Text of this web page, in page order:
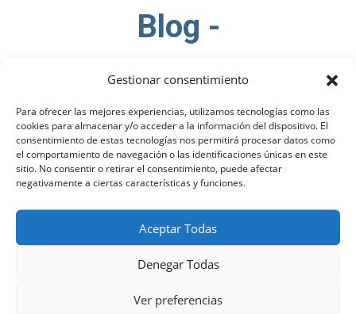
Gestionar consentimiento
Para ofrecer las mejores experiencias, utilizamos tecnologías como las
cookies para almacenar y/o acceder a la información del dispositivo. El
consentimiento de estas tecnologías nos permitirá procesar datos como
el comportamiento de navegación o las identificaciones únicas en este
sitio. No consentir o retirar el consentimiento, puede afectar
negativamente a ciertas características y funciones.
Aceptar Todas
Denegar Todas
Ver preferencias
Blog -
Home Blog
OUR BLOG
Our Latest Update